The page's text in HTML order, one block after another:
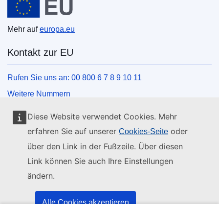
Diese Website verwendet Cookies. Mehr
erfahren Sie auf unserer Cookies-Seite oder
über den Link in der Fußzeile. Über diesen
Link können Sie auch Ihre Einstellungen
ändern.
Alle Cookies akzeptieren
Mehr aufeuropa.eu
Kontakt zur EU
Rufen Sie uns an: 00 800 6 7 8 9 10 11
Weitere Nummern
Schreiben Sie uns über unser Kontaktformular
Kommen Sie in einem der EU-Zentren vorbei
Social-Media-Kanäle der EU
Organe und Einrichtungen der EU